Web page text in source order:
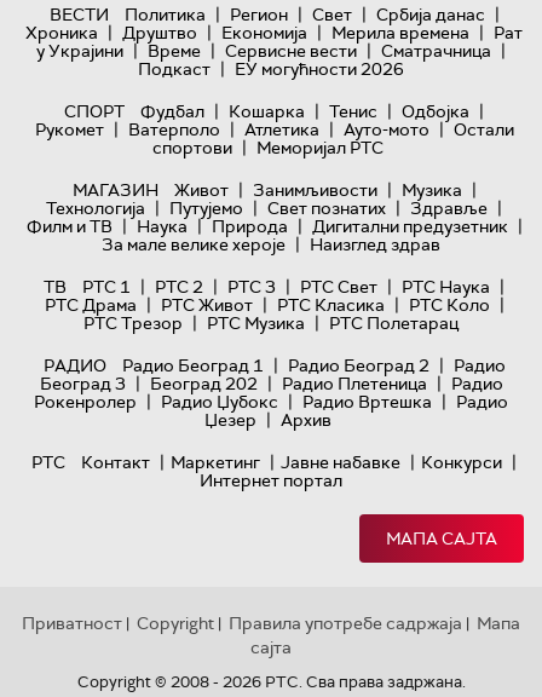
ВЕСТИ Политика | Регион | Свет | Србија данас |
Хроника | Друштво | Економија | Мерила времена | Рат
у Украјини | Време | Сервисне вести | Сматрачница |
Подкаст | ЕУ могућности 2026
СПОРТ
Фудбал | Кошарка | Тенис | Одбојка |
Рукомет | Ватерполо | Атлетика | Ауто-мото | Остали
спортови | Меморијал РТС
МАГАЗИН
Живот | Занимљивости | Музика |
Технологијa | Путујемо | Свет познатих | Здравље |
Филм и ТВ | Наука | Природа | Дигитални предузетник |
За мале велике хероје | Наизглед здрав
ТВ
РТС 1 | РТС 2 | РТС 3 | РТС Свет | РТС Наука |
РТС Драма | РТС Живот | РТС Класика | РТС Коло |
РТС Трезор | РТС Музика | РТС Полетарац
РАДИО
Радио Београд 1 | Радио Београд 2 | Радио
Београд 3 | Београд 202 | Радио Плетеница | Радио
Рокенролер | Радио Џубокс | Радио Вртешка | Радио
Џезер | Архив
РТС
Контакт | Маркетинг | Јавне набавке | Конкурси |
Интернет портал
МАПА САЈТА
Приватност | Copyright | Правила употребе садржаја | Мапа
сајта
Copyright © 2008 - 2026 РТС. Сва права задржана.